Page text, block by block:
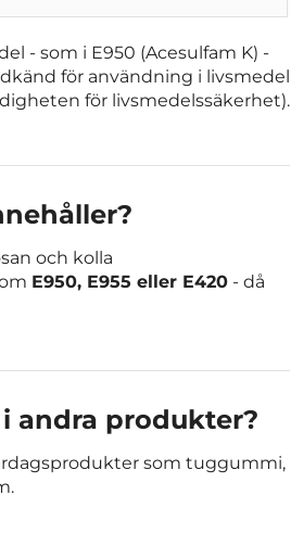
- som i E950 (Acesulfam K) -
för användning i livsmedel
för livsmedelssäkerhet).
och kolla
E950, E955 eller E420 - då
andra produkter?
som tuggummi,